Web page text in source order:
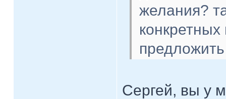
желания?
Сергей, вы у